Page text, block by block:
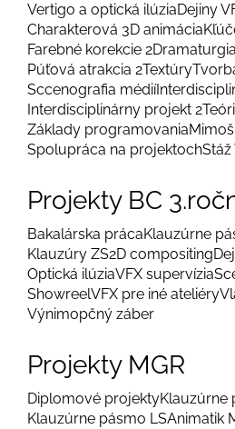
Vertigo a optická ilúziaDejiny
Charakterová 3D animácia
Farebné korekcie 2
Púťová atrakcia 2Textúry
Sccenografia médií
Interdisciplinárny projekt 2
Základy programovania
Spolupráca na projektochStáž
Projekty BC
Bakalárska prácaKlauzúrne
Klauzúry ZS2D compositing
Optická ilúziaVFX supervízia
ShowreelVFX pre iné ateliéry
Výnimopčný záber
Projekty MGR
Diplomové projektyKlauzúrne
Klauzúrne pásmo LSAnimatik